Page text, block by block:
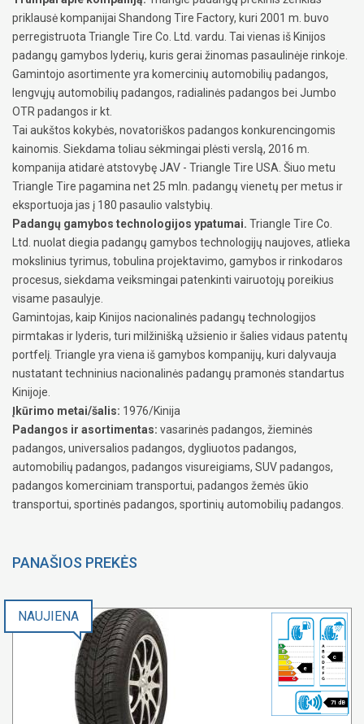
priklausė kompanijai Shandong Tire Factory, kuri 2001 m. buvo
perregistruota Triangle Tire Co. Ltd. vardu. Tai vienas iš Kinijos
padangų gamybos lyderių, kuris gerai žinomas pasaulinėje rinkoje.
Gamintojo asortimente yra komercinių automobilių padangos,
lengvųjų automobilių padangos, radialinės padangos bei Jumbo
OTR padangos ir kt.
Tai aukštos kokybės, novatoriškos padangos konkurencingomis
kainomis. Siekdama toliau sėkmingai plėsti verslą, 2016 m.
kompanija atidarė atstovybę JAV - Triangle Tire USA. Šiuo metu
Triangle Tire pagamina net 25 mln. padangų vienetų per metus ir
eksportuoja jas į 180 pasaulio valstybių.
Padangų gamybos technologijos ypatumai. Triangle Tire Co.
Ltd. nuolat diegia padangų gamybos technologijų naujoves, atlieka
mokslinius tyrimus, tobulina projektavimo, gamybos ir rinkodaros
procesus, siekdama veiksmingai patenkinti vairuotojų poreikius
visame pasaulyje.
Gamintojas, kaip Kinijos nacionalinės padangų technologijos
pirmtakas ir lyderis, turi milžinišką užsienio ir šalies vidaus patentų
portfelį. Triangle yra viena iš gamybos kompanijų, kuri dalyvauja
nustatant techninius nacionalinės padangų pramonės standartus
Kinijoje.
Įkūrimo metai/šalis: 1976/Kinija
Padangos ir asortimentas: vasarinės padangos, žieminės
padangos, universalios padangos, dygliuotos padangos,
automobilių padangos, padangos visureigiams, SUV padangos,
padangos komerciniam transportui, padangos žemės ūkio
transportui, sportinės padangos, sportinių automobilių padangos.
PANAŠIOS PREKĖS
e
c
71 dB
NAUJIENA